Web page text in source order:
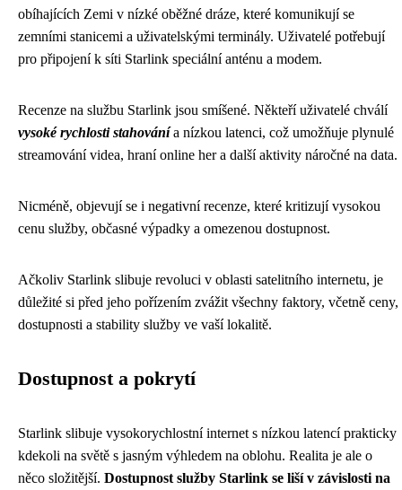
obíhajících Zemi v nízké oběžné dráze, které komunikují se
zemními stanicemi a uživatelskými terminály. Uživatelé potřebují
pro připojení k síti Starlink speciální anténu a modem.
Recenze na službu Starlink jsou smíšené. Někteří uživatelé chválí
vysoké rychlosti stahovánía nízkou latenci, což umožňuje plynulé
streamování videa, hraní online her a další aktivity náročné na data.
Nicméně, objevují se i negativní recenze, které kritizují vysokou
cenu služby, občasné výpadky a omezenou dostupnost.
Ačkoliv Starlink slibuje revoluci v oblasti satelitního internetu, je
důležité si před jeho pořízením zvážit všechny faktory, včetně ceny,
dostupnosti a stability služby ve vaší lokalitě.
Dostupnost a pokrytí
Starlink slibuje vysokorychlostní internet s nízkou latencí prakticky
kdekoli na světě s jasným výhledem na oblohu. Realita je ale o
něco složitější. Dostupnost služby Starlink se liší v závislosti na